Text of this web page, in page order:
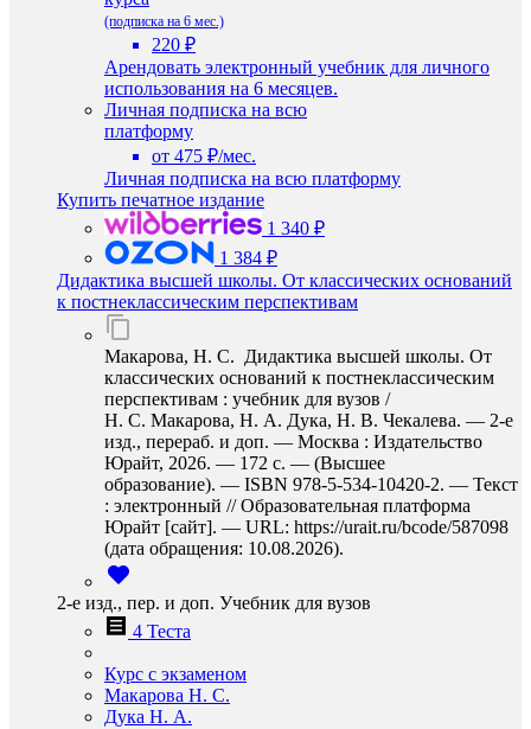
(подписка на 6 мес.)
220 ₽
Арендовать электронный учебник для личного
использования на 6 месяцев.
Личная подписка на всю
платформу
от 475 ₽/мес.
Личная подписка на всю платформу
Купить печатное издание
1 340 ₽
1 384 ₽
Дидактика высшей школы. От классических оснований
к постнеклассическим перспективам
Макарова, Н. С. Дидактика высшей школы. От
классических оснований к постнеклассическим
перспективам : учебник для вузов /
Н. С. Макарова, Н. А. Дука, Н. В. Чекалева. — 2-е
изд., перераб. и доп. — Москва : Издательство
Юрайт, 2026. — 172 с. — (Высшее
образование). — ISBN 978-5-534-10420-2. — Текст
: электронный // Образовательная платформа
Юрайт [сайт]. — URL: https://urait.ru/bcode/587098
(дата обращения: 10.08.2026).
2-е изд., пер. и доп. Учебник для вузов
4 Теста
Курс с экзаменом
Макарова Н. С.
Дука Н. А.